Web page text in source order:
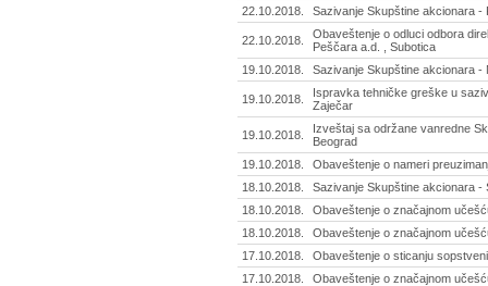
22.10.2018.
Sazivanje Skupštine akcionara -
22.10.2018.
Obaveštenje o odluci odbora
Peščara a.d. , Subotica
19.10.2018.
Sazivanje Skupštine akcionara -
19.10.2018.
Ispravka tehničke greške u
Zaječar
19.10.2018.
Izveštaj sa održane vanredne
Beograd
19.10.2018.
Obaveštenje o nameri
18.10.2018.
Sazivanje Skupštine akcionara -
18.10.2018.
Obaveštenje o značajnom
18.10.2018.
Obaveštenje o značajnom
17.10.2018.
Obaveštenje o sticanju
17.10.2018.
Obaveštenje o značajnom